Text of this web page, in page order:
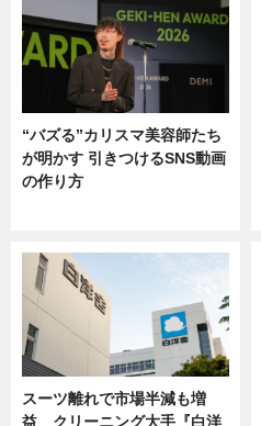
“バズる”カリスマ美容師たち
が明かす 引きつけるSNS動画
の作り方
スーツ離れで市場半減も増
益 クリーニング大手『白洋